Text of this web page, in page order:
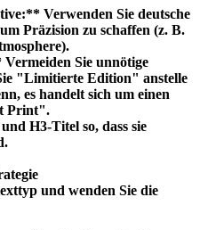
Verwenden Sie deutsche
Präzision zu schaffen (z. B.
Sie unnötige
"Limitierte Edition" anstelle
es handelt sich um einen
Print".
H3-Titel so, dass sie
und wenden Sie die